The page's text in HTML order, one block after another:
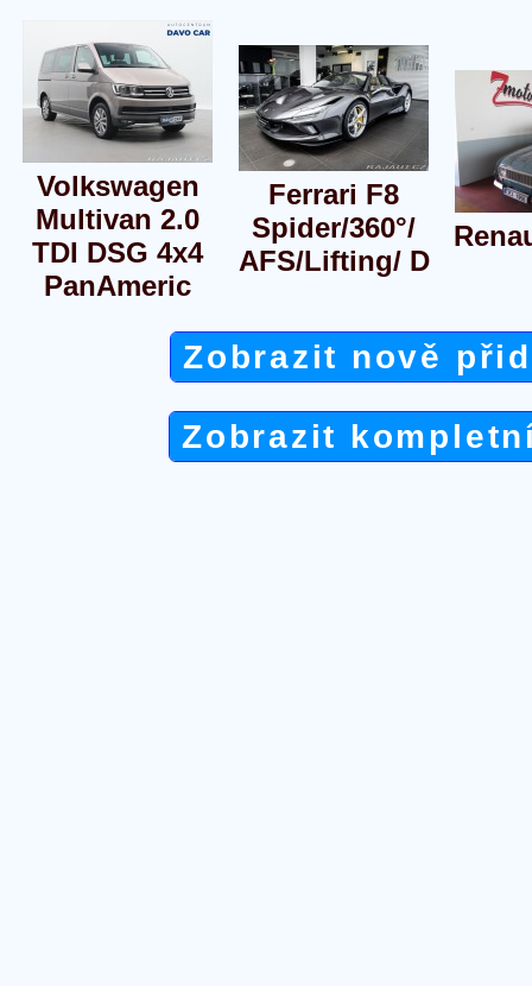
Volkswagen
Multivan 2.0
TDI DSG 4x4
PanAmeric
Ferrari F8
Spider/360°/
AFS/Lifting/ D
Zobrazit nově
Zobrazit